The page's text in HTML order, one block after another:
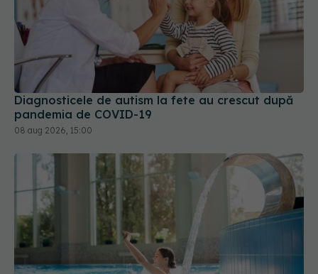
Diagnosticele de autism la fete au crescut după
pandemia de COVID-19
08 aug 2026, 15:00